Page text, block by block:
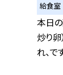
給食室
本日の
炒り卵
れ、で